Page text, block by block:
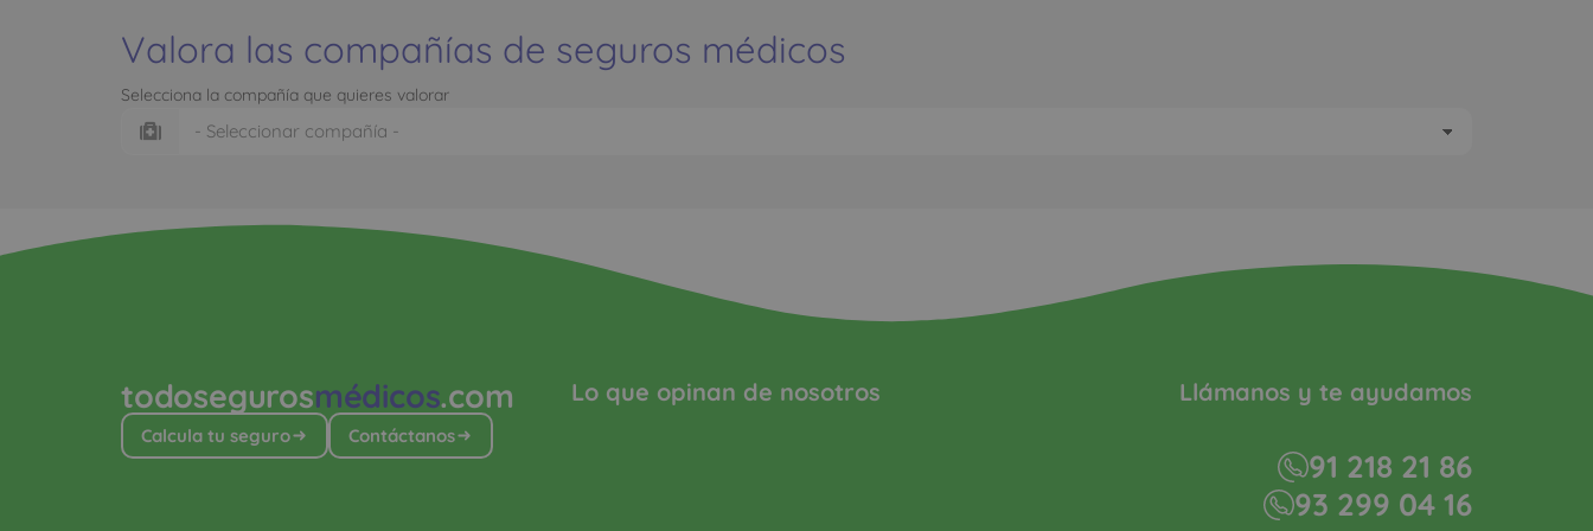
Valora las compañías de seguros médicos
Selecciona la compañía que quieres valorar
todosegurosmédicos.com
Calcula tu seguro Contáctanos
Lo que opinan de nosotros Llámanos y te ayudamos
91 218 21 86
93 299 04 16